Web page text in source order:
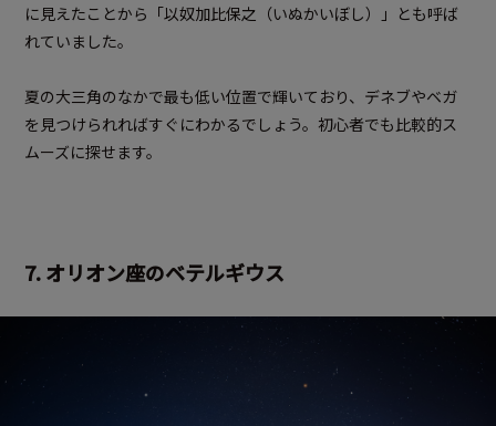
に見えたことから「以奴加比保之（いぬかいぼし）」とも呼ば
れていました。
夏の大三角のなかで最も低い位置で輝いており、デネブやベガ
を見つけられればすぐにわかるでしょう。初心者でも比較的ス
ムーズに探せます。
7. オリオン座のベテルギウス